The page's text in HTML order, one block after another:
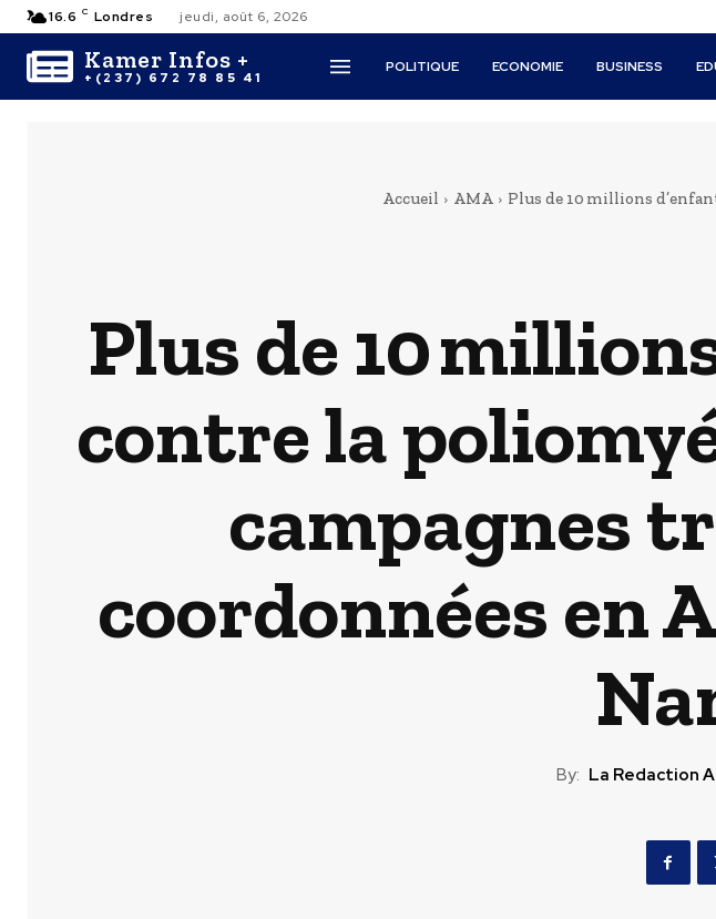
16.6 C Londres jeudi, août 6, 2026
Kamer Infos +
+(237) 672 78 85 41
POLITIQUE ECONOMIE BUSINESS
Accueil AMA Plus de 10 millions
Plus de 10
contre la
campagnes
coordonnées en
By: La Redaction